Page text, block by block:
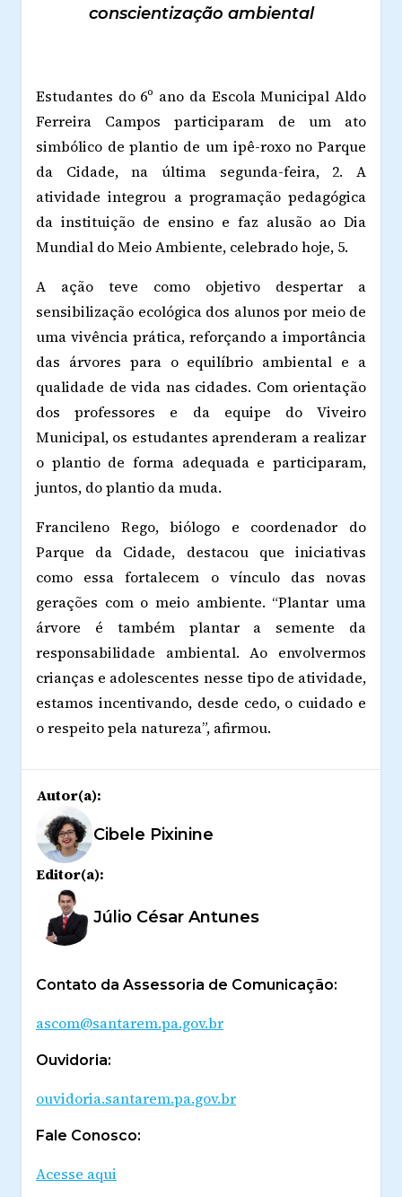
conscientização ambiental
Estudantes do 6º ano da Escola Municipal Aldo
Ferreira Campos participaram de um ato
simbólico de plantio de um ipê-roxo no Parque
da Cidade, na última segunda-feira, 2. A
atividade integrou a programação pedagógica
da instituição de ensino e faz alusão ao Dia
Mundial do Meio Ambiente, celebrado hoje, 5.
A ação teve como objetivo despertar a
sensibilização ecológica dos alunos por meio de
uma vivência prática, reforçando a importância
das árvores para o equilíbrio ambiental e a
qualidade de vida nas cidades. Com orientação
dos professores e da equipe do Viveiro
Municipal, os estudantes aprenderam a realizar
o plantio de forma adequada e participaram,
juntos, do plantio da muda.
Francileno Rego, biólogo e coordenador do
Parque da Cidade, destacou que iniciativas
como essa fortalecem o vínculo das novas
gerações com o meio ambiente. “Plantar uma
árvore é também plantar a semente da
responsabilidade ambiental. Ao envolvermos
crianças e adolescentes nesse tipo de atividade,
estamos incentivando, desde cedo, o cuidado e
o respeito pela natureza”, afirmou.
Autor(a):
Cibele Pixinine
Editor(a):
Júlio César Antunes
Contato da Assessoria de Comunicação:
ascom@santarem.pa.gov.br
Ouvidoria:
ouvidoria.santarem.pa.gov.br
Fale Conosco:
Acesse aqui